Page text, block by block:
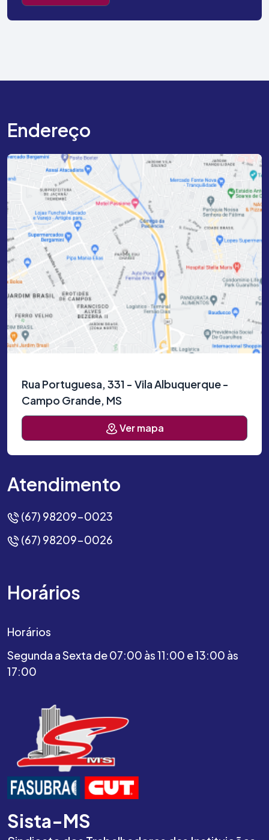
Endereço
Rua Portuguesa, 331 - Vila Albuquerque -
Campo Grande, MS
Ver mapa
Atendimento
(67) 98209-0023
(67) 98209-0026
Horários
Horários
Segunda a Sexta de 07:00 às 11:00 e 13:00 às
17:00
Sista-MS